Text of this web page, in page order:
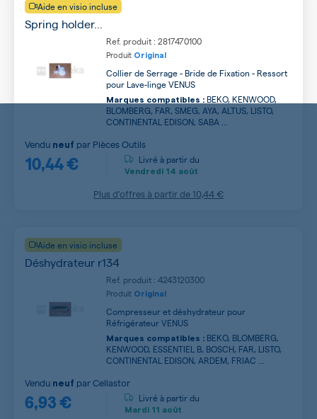
Aide en visio incluse
Spring holder...
Ref. produit : 2817470100
Produit Original
Collier de Serrage - Bride de Fixation - Ressort
pour Lave-linge VENUS
Marques compatibles : BEKO, KENWOOD,
BLOMBERG, FAR, SMEG, AYA, ALTUS, LISTO,
CONTINENTAL EDISON, SABA ...
10,44 €
Vendu neuf par Pièces Outils
Livré à partir du
Vendredi 14 août
Plus d’offres à partir de10,44 €
Aide en visio incluse
Déshydrateur r134
Ref. produit : 4243120300
Produit Original
Compresseur et déshydrateur pour
Réfrigérateur VENUS
Marques compatibles : BEKO, BLOMBERG,
KENWOOD, ESSENTIEL B, BOSCH, FAR, LISTO,
CONTINENTAL EDISON, ARDEM, FRIAC ...
6,93 €
Vendu neuf parCellastor
Livré à partir du
Mardi 11 août